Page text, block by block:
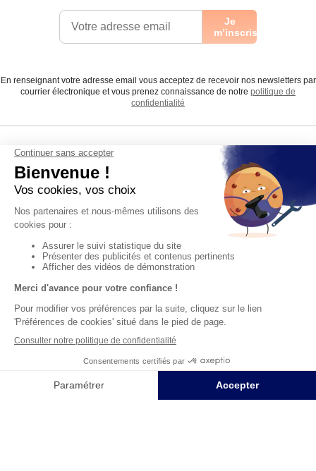
Je
m’inscris
En renseignant votre adresse email vous acceptez de recevoir nos newsletters par
courrier électronique et vous prenez connaissance de notre politique de
confidentialité
Satisfait
ou remboursé
Service client
à votre écoute
Paiement
sécurisé
Garantie
2 ans
Livraison
à la carte
commande
Votre
commande
Nos services
Besoin d'aide
Messenger
Téléphone
: 0892 224